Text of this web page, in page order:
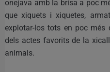
onejava amb la brisa a poc
que xiquets i xiquetes,
explotar-los tots en poc més
dels actes favorits de la
animals.